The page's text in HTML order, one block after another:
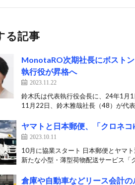
る記事
MonotaRO次期社長にボスト
執行役が昇格へ
2023.11.22
鈴木氏は代表執行役会長に、24年1月
11月22日、鈴木雅哉社長（48）が代
ヤマトと日本郵便、「クロネ
2023.10.11
10月に協業スタート 日本郵便とヤマ
新たな小型・薄型荷物配送サービス「
倉庫や自動車などリース会計